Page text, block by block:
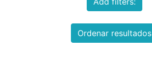
Ordenar resultados